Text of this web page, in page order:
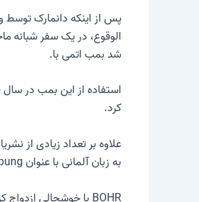
الوقوع، در یک سفر شبانه
شدبمب اتمیبا.
کرد.
به زبان آلمانی با عنوان Atomtheorie und Naturbeschreibung منتشر شد.
BOHR با خوشحالی ازدواج کرد. او شش پسر داشت که یکی از آنها فیزیکدان هسته ای تحسین شده ای شد و جایزه نوبل فیزیک را نیز دریافت کرد.